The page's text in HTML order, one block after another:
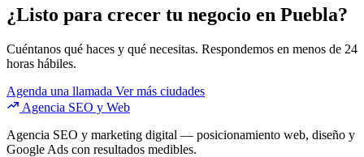
¿Listo para crecer tu negocio en Puebla?
Cuéntanos qué haces y qué necesitas. Respondemos en menos de 24
horas hábiles.
Agenda una llamada Ver más ciudades
Agencia SEO y Web
Agencia SEO y marketing digital — posicionamiento web, diseño y
Google Ads con resultados medibles.